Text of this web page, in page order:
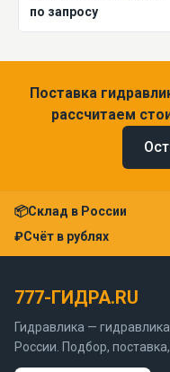
по запросу
Поставка
рассчитаем
📦Склад в России
₽Счёт в рублях
777-ГИДРА.RU
Гидравлика —
России. Подбор,